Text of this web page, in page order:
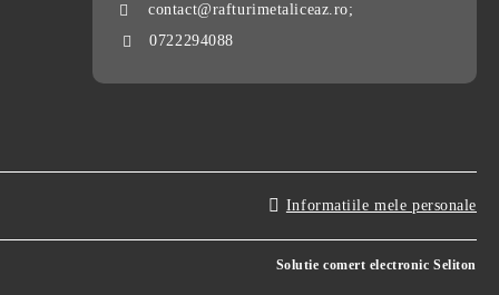
contact@rafturimetaliceaz.ro;
0722294088
Informatiile mele personale
Solutie comert electronic Seliton